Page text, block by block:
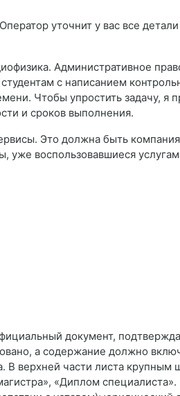
уточнит у вас все
Административное
с написанием
Чтобы упростить задачу, я
и сроков выполнения.
Это должна быть
уже воспользовавшиеся
документ,
а содержание должно
верхней части листа
«Диплом